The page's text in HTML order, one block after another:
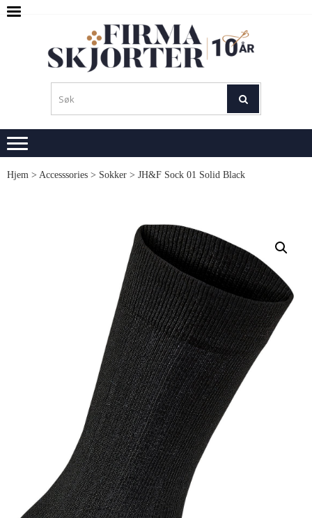
Skip
Skip
Hjem > Accesssories > Sokker > JH&F Sock 01 Solid Black